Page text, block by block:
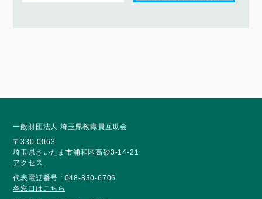
一般財団法人 埼玉県教職員互助会
〒330-0063
埼玉県さいたま市浦和区高砂3-14-21
アクセス
代表電話番号 : 048-830-6706
各窓口はこちら